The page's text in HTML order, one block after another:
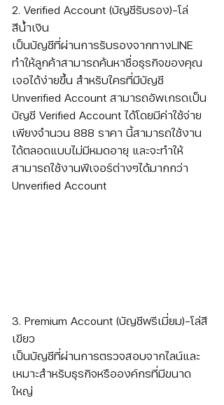
2. Verified Account (บัญชีรับรอง)-โล่
สีน้ำเงิน
เป็นบัญชีที่ผ่านการรับรองจากทางLINE
ทำให้ลูกค้าสามารถค้นหาชื่อธุรกิจของคุณ
เจอได้ง่ายขึ้น สำหรับใครที่มีบัญชี
Unverified Account สามารถอัพเกรดเป็น
บัญชี Verified Account ได้โดยมีค่าใช้จ่าย
เพียงจำนวน 888 ราคา นี้สามารถใช้งาน
ได้ตลอดแบบไม่มีหมดอายุ และจะทำให้
สามารถใช้งานฟีเจอร์ต่างๆได้มากกว่า
Unverified Account
3. Premium Account (บัญชีพรีเมี่ยม)-โล่สี
เขียว
เป็นบัญชีที่ผ่านการตรวจสอบจากไลน์และ
เหมาะสำหรับธุรกิจหรือองค์กรที่มีขนาด
ใหญ่